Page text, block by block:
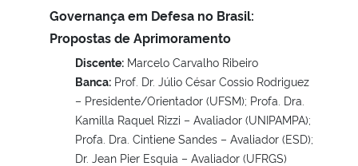
Governança em Defesa no Brasil:
Propostas de Aprimoramento
Discente: Marcelo Carvalho Ribeiro
Banca: Prof. Dr. Júlio César Cossio Rodriguez
– Presidente/Orientador (UFSM); Profa. Dra.
Kamilla Raquel Rizzi – Avaliador (UNIPAMPA);
Profa. Dra. Cintiene Sandes – Avaliador (ESD);
Dr. Jean Pier Esquia – Avaliador (UFRGS)